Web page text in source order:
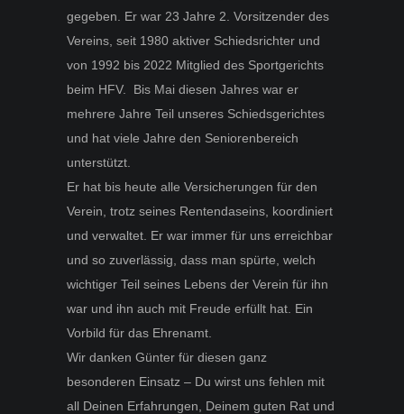
gegeben. Er war 23 Jahre 2. Vorsitzender des
Vereins, seit 1980 aktiver Schiedsrichter und
von 1992 bis 2022 Mitglied des Sportgerichts
beim HFV. Bis Mai diesen Jahres war er
mehrere Jahre Teil unseres Schiedsgerichtes
und hat viele Jahre den Seniorenbereich
unterstützt.
Er hat bis heute alle Versicherungen für den
Verein, trotz seines Rentendaseins, koordiniert
und verwaltet. Er war immer für uns erreichbar
und so zuverlässig, dass man spürte, welch
wichtiger Teil seines Lebens der Verein für ihn
war und ihn auch mit Freude erfüllt hat. Ein
Vorbild für das Ehrenamt.
Wir danken Günter für diesen ganz
besonderen Einsatz – Du wirst uns fehlen mit
all Deinen Erfahrungen, Deinem guten Rat und